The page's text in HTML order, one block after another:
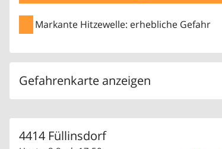
Markante Hitzewelle: erhebliche Gefahr
Gefahrenkarte anzeigen
4414 Füllinsdorf